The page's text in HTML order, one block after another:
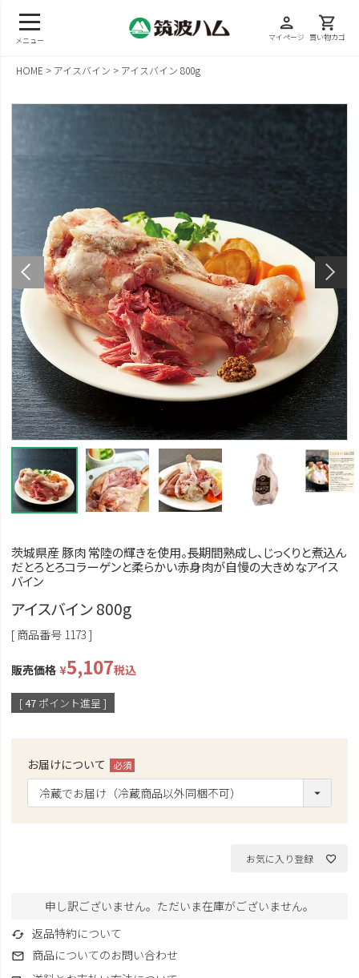
メニュー
person
マイページ
shopping_cart
買い物カゴ
HOME アイスバイン アイスバイン 800g
茨城県産 豚肉 常陸の輝きを使用。長期間熟成し、じっくりと煮込ん
だとろとろコラーゲンと柔らかい赤身肉が自慢の大きめなアイス
バイン
アイスバイン 800g
商品番号 1173
販売価格 ¥5,107税込
[47 ポイント進呈 ]
お届けについて
(必
須)
お気に入り登録
申し訳ございません。ただいま在庫がございません。
返品特約について
商品についてのお問い合わせ